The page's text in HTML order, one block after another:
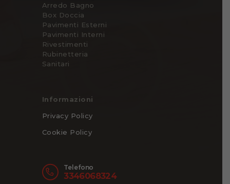
Arredo Bagno
Box Doccia
Pavimenti Esterni
Pavimenti Interni
Rivestimenti
Rubinetteria
Sanitari
Informazioni
Privacy Policy
Cookie Policy
Telefono
3346068324